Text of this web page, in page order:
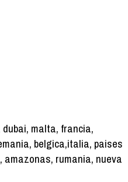
malta, francia,
belgica,italia, paises
amazonas, rumania, nueva